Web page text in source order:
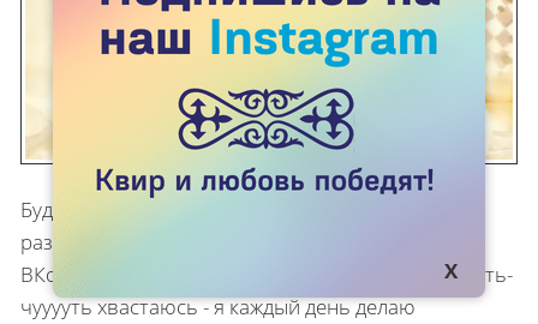
Будучи админом одного из самых популярных
развлекательных карагандинских пабликов
ВКонтакте - не хвастаюсь, ну может только чууууть-
чууууть хвастаюсь - я каждый день делаю